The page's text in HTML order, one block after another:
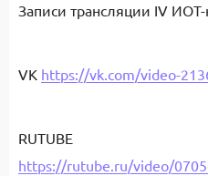
Записи трансляции IV
VK https://vk.com/video-
RUTUBE
https://rutube.ru/video/